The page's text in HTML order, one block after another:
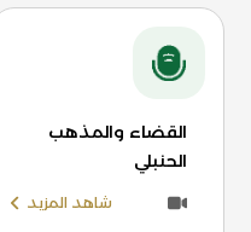
القضاء والمذهب
الحنبلي
شاهد المزيد